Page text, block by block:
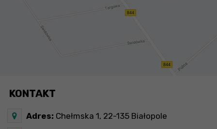
KONTAKT
Adres: Chełmska 1, 22-135 Białopole